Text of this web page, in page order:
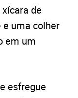
de
e uma colher
em um
esfregue